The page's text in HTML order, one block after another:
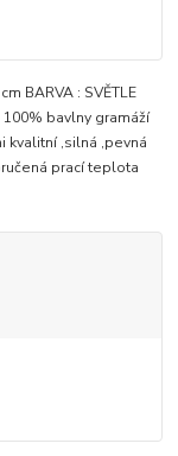
BARVA : SVĚTLE
bavlny gramáží
kvalitní ,silná ,pevná
prací teplota